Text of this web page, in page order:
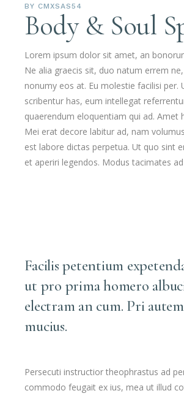
BY CMXSAS54
Body & Soul
Lorem ipsum dolor sit amet, an
Ne alia graecis sit, duo natum errem
nonumy eos at. Eu molestie facilisi per.
scribentur has, eum intellegat
quaerendum eloquentiam qui ad. Amet
Mei erat decore labitur ad, nam
est labore dictas perpetua. Ut quo sint
et aperiri legendos. Modus tacimates
Facilis petentium
ut pro prima homero
electram an cum. Pri
mucius.
Persecuti instructior theophrastus ad
commodo feugait ex ius, mea ut illud